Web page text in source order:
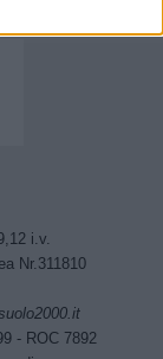
i.v.
Nr.311810
- ROC 7892